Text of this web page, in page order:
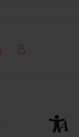
Mein Account